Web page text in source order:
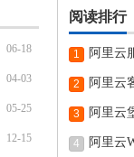
06-18
04-03
05-25
12-15
阅读排行
1 阿里云
2 阿里云
3 阿里云
4 阿里云